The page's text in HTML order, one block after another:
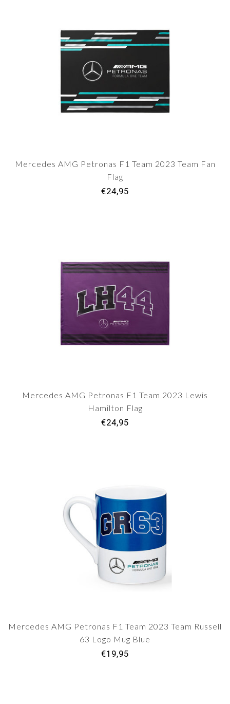
Mercedes AMG Petronas F1 Team 2023 Team Fan
Flag
€24,95
Mercedes AMG Petronas F1 Team 2023 Lewis
Hamilton Flag
€24,95
Mercedes AMG Petronas F1 Team 2023 Team Russell
63 Logo Mug Blue
€19,95